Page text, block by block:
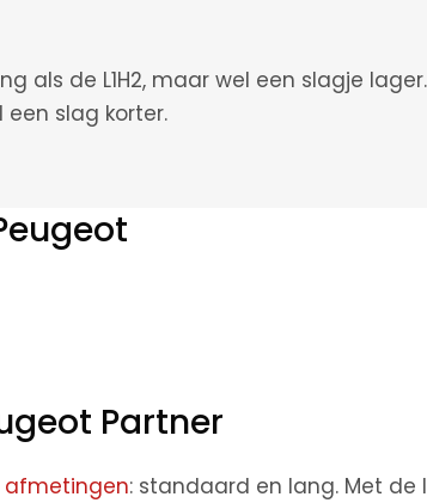
als de L1H2, maar wel een slagje lager.
een slag korter.
Partner
afmetingen: standaard en lang. Met de